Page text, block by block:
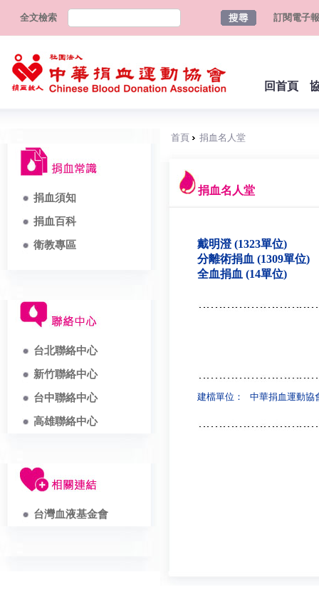
全文檢索 訂閱電子報
回首頁
捐血須知
捐血百科
衛教專區
台北聯絡中心
新竹聯絡中心
台中聯絡中心
高雄聯絡中心
台灣血液基金會
首頁 捐血名人堂
捐血名人堂
戴明澄 (1323單位)
分離術捐血 (1309單位)
全血捐血 (14單位)
建檔單位： 中華捐血運動協